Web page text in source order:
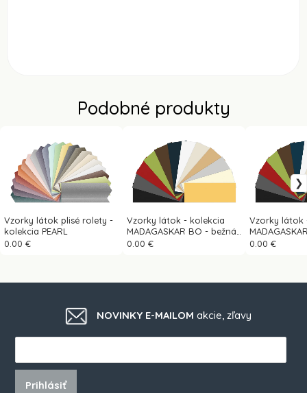
Podobné produkty
Vzorky látok plisé rolety -
kolekcia PEARL
0.00 €
Vzorky látok - kolekcia
MADAGASKAR BO - bežná
látka (zatemňujúca)
0.00 €
Vzorky látok
bežná látka
0.00 €
NOVINKY E-MAILOM akcie, zľavy
Prihlásiť